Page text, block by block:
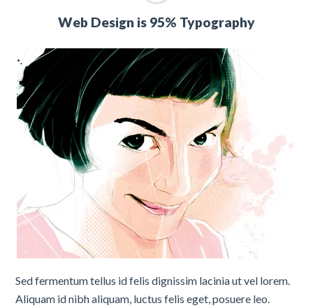
Web Design is 95% Typography
Sed fermentum tellus id felis dignissim lacinia ut vel lorem.
Aliquam id nibh aliquam, luctus felis eget, posuere leo.